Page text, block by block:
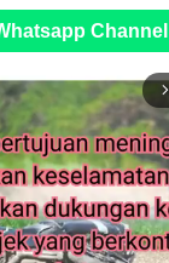
arrow_forward_ios